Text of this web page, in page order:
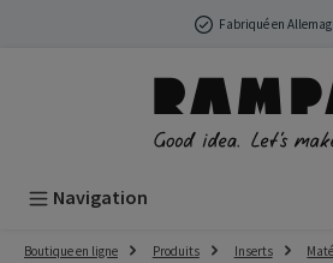
Passer au contenu principalFabriqué en
Navigation
Boutique en ligne Produits Inserts